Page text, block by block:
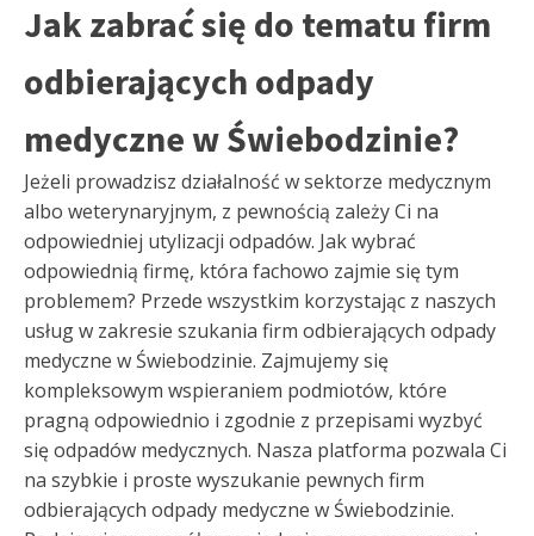
Jak zabrać się do tematu firm
odbierających odpady
medyczne w Świebodzinie?
Jeżeli prowadzisz działalność w sektorze medycznym
albo weterynaryjnym, z pewnością zależy Ci na
odpowiedniej utylizacji odpadów. Jak wybrać
odpowiednią firmę, która fachowo zajmie się tym
problemem? Przede wszystkim korzystając z naszych
usług w zakresie szukania firm odbierających odpady
medyczne w Świebodzinie. Zajmujemy się
kompleksowym wspieraniem podmiotów, które
pragną odpowiednio i zgodnie z przepisami wyzbyć
się odpadów medycznych. Nasza platforma pozwala Ci
na szybkie i proste wyszukanie pewnych firm
odbierających odpady medyczne w Świebodzinie.